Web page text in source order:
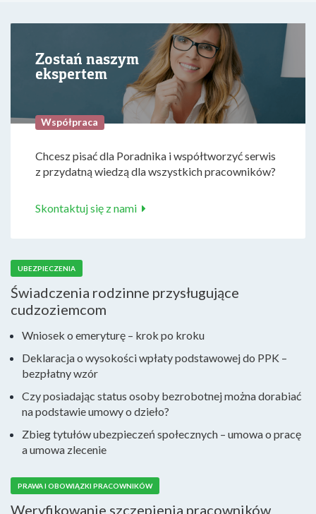
Zostań naszym
ekspertem
Współpraca
Chcesz pisać dla Poradnika i współtworzyć serwis
z przydatną wiedzą dla wszystkich pracowników?
Skontaktuj się z nami
UBEZPIECZENIA
Świadczenia rodzinne przysługujące
cudzoziemcom
Wniosek o emeryturę – krok po kroku
Deklaracja o wysokości wpłaty podstawowej do PPK –
bezpłatny wzór
Czy posiadając status osoby bezrobotnej można dorabiać
na podstawie umowy o dzieło?
Zbieg tytułów ubezpieczeń społecznych – umowa o pracę
a umowa zlecenie
PRAWA I OBOWIĄZKI PRACOWNIKÓW
Weryfikowanie szczepienia pracowników